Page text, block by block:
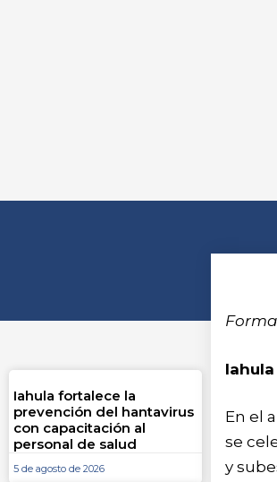
Iahula fortalece la
prevención del hantavirus
con capacitación al
personal de salud
5 de agosto de 2026
En el
se
y